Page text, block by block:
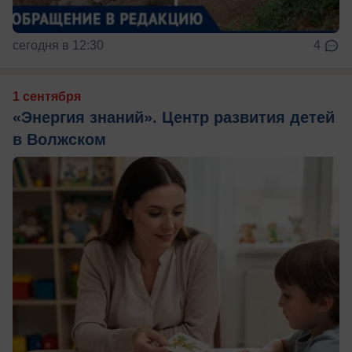
сегодня в 12:30 4
1 сентября
«Энергия знаний». Центр развития детей
в Волжском